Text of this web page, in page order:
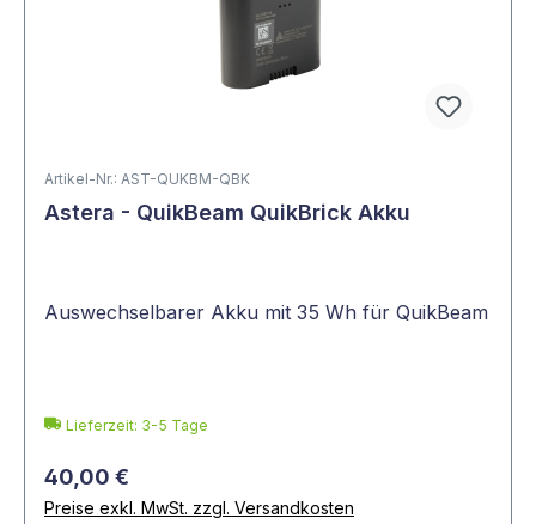
Artikel-Nr.: AST-QUKBM-QBK
Astera - QuikBeam QuikBrick Akku
Auswechselbarer Akku mit 35 Wh für QuikBeam
Lieferzeit: 3-5 Tage
40,00 €
Preise exkl. MwSt. zzgl. Versandkosten